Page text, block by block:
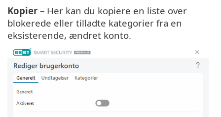
Kopier – Her kan du kopiere en liste over
blokerede eller tilladte kategorier fra en
eksisterende, ændret konto.